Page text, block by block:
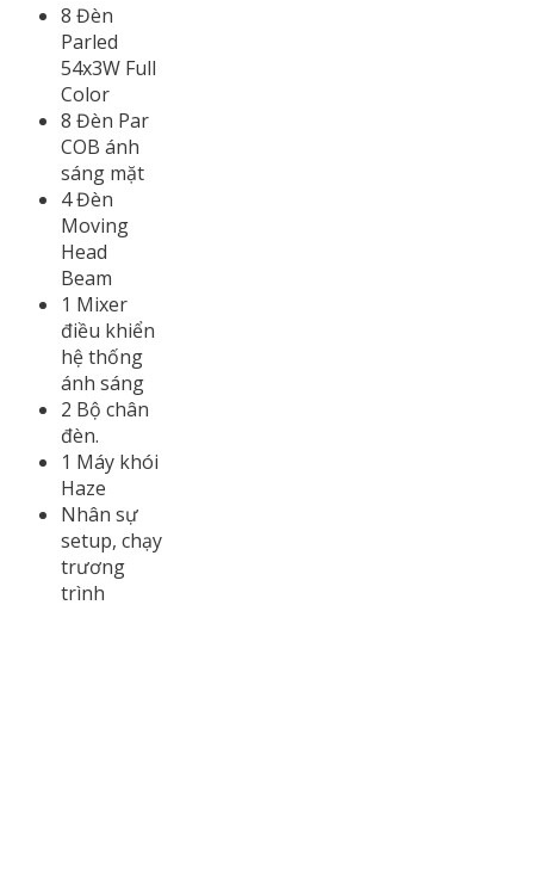
8 Đèn
Parled
54x3W Full
Color
8 Đèn Par
COB ánh
sáng mặt
4 Đèn
Moving
Head
Beam
1 Mixer
điều khiển
hệ thống
ánh sáng
2 Bộ chân
đèn.
1 Máy khói
Haze
Nhân sự
setup, chạy
trương
trình